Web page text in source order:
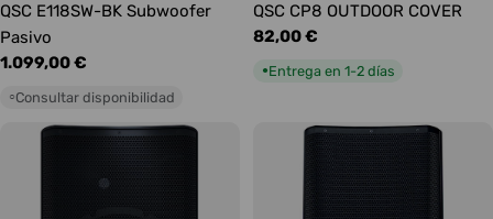
QSC E118SW-BK Subwoofer
Pasivo
Precio
1.099,00 €
○Consultar disponibilidad
QSC CP8 OUTDOOR COVER
Precio
82,00 €
●Entrega en 1-2 días